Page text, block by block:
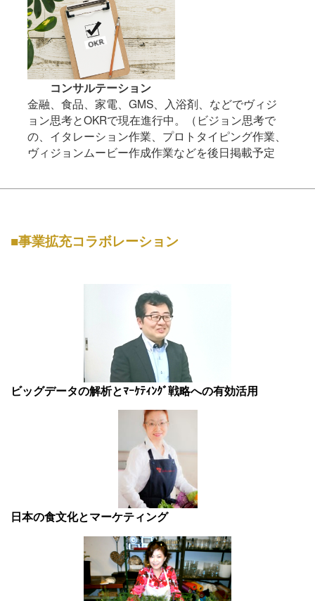
コンサルテーション
金融、食品、家電、GMS、入浴剤、などでヴィジ
ョン思考とOKRで現在進行中。（ビジョン思考で
の、イタレーション作業、プロトタイピング作業、
ヴィジョンムービー作成作業などを後日掲載予定
■事業拡充コラボレーション
ビッグデータの解析とﾏｰｹﾃｨﾝｸﾞ戦略への有効活用
日本の食文化とマーケティング